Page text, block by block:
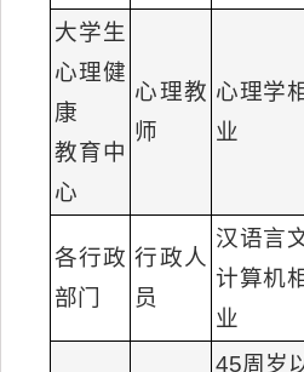
大学生
心理健
康
教育中
心
心理教
师
心理学
业
各行政
部门
行政人
员
汉语言
计算机
业
45周岁